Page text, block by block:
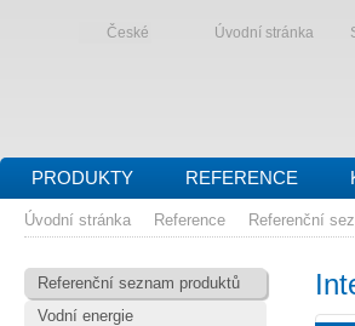
České Úvodní stránka
PRODUKTY REFERENCE
Úvodní stránka Reference Referenční
Referenční seznam produktů
Vodní energie